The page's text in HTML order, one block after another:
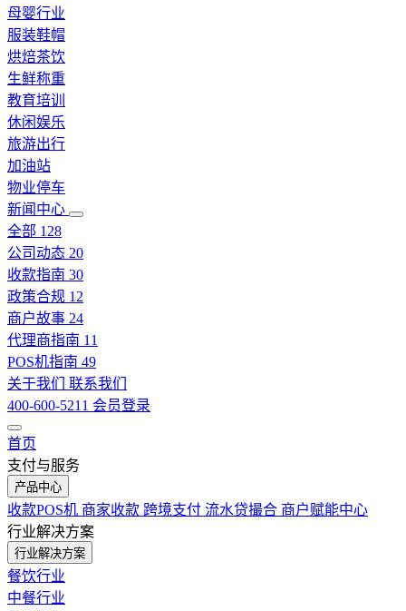
母婴行业
服装鞋帽
烘焙茶饮
生鲜称重
教育培训
休闲娱乐
旅游出行
加油站
物业停车
新闻中心
全部 128
公司动态 20
收款指南 30
政策合规 12
商户故事 24
代理商指南 11
POS机指南 49
关于我们 联系我们
400-600-5211 会员登录
首页
支付与服务
产品中心
收款POS机 商家收款 跨境支付 流水贷撮合 商户赋能中心
行业解决方案
行业解决方案
餐饮行业
中餐行业